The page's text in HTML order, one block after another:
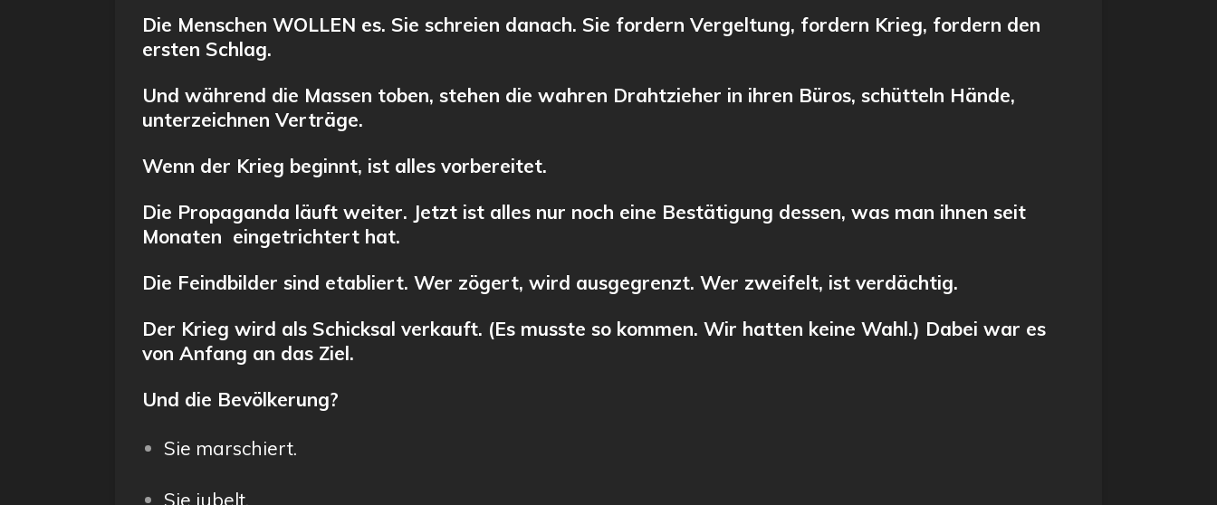
Die Menschen WOLLEN es. Sie schreien danach. Sie fordern Vergeltung, fordern Krieg, fordern den
ersten Schlag.
Und während die Massen toben, stehen die wahren Drahtzieher in ihren Büros, schütteln Hände,
unterzeichnen Verträge.
Wenn der Krieg beginnt, ist alles vorbereitet.
Die Propaganda läuft weiter. Jetzt ist alles nur noch eine Bestätigung dessen, was man ihnen seit
Monaten eingetrichtert hat.
Die Feindbilder sind etabliert. Wer zögert, wird ausgegrenzt. Wer zweifelt, ist verdächtig.
Der Krieg wird als Schicksal verkauft. (Es musste so kommen. Wir hatten keine Wahl.) Dabei war es
von Anfang an das Ziel.
Und die Bevölkerung?
Sie marschiert.
Sie jubelt.